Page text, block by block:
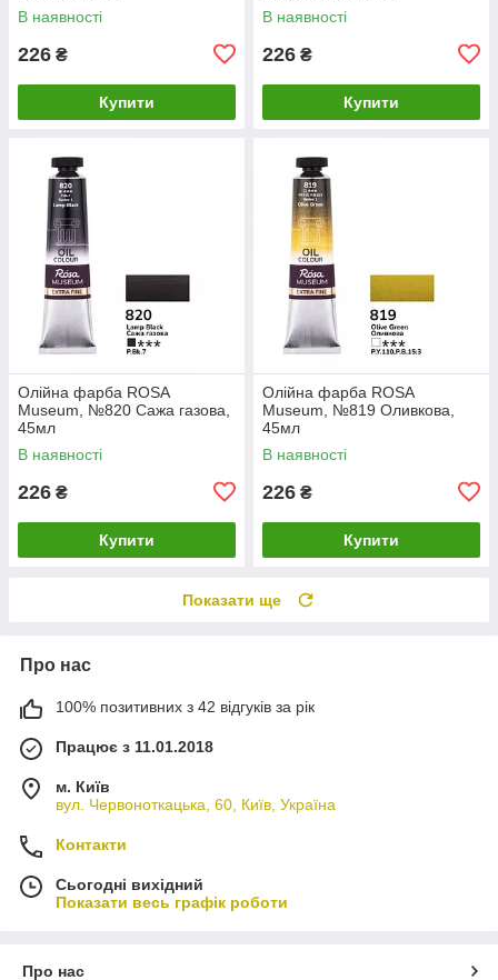
В наявності
226 ₴
Купити
В наявності
226 ₴
Купити
Олійна фарба ROSA
Museum, №820 Сажа газова,
45мл
В наявності
226 ₴
Купити
Олійна фарба ROSA
Museum, №819 Оливкова,
45мл
В наявності
226 ₴
Купити
Показати ще
Про нас
100% позитивних з 42 відгуків за рік
Працює з 11.01.2018
м. Київ
вул. Червоноткацька, 60, Київ, Україна
Контакти
Сьогодні вихідний
Показати весь графік роботи
Про нас